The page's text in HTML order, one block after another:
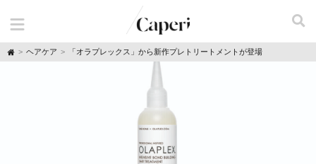
H
o
ヘアケア 「オラプレックス」から新作プレトリートメントが登場